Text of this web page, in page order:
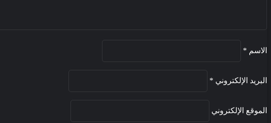
الاسم *
البريد الإلكتروني *
الموقع الإلكتروني